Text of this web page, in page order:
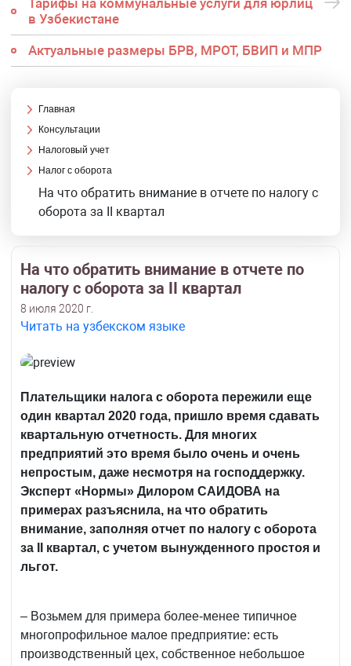
Тарифы на коммунальные услуги для юрлиц
в Узбекистане
Актуальные размеры БРВ, МРОТ, БВИП и МПР
Главная
Консультации
Налоговый учет
Налог с оборота
На что обратить внимание в отчете по налогу с
оборота за II квартал
На что обратить внимание в отчете по
налогу с оборота за II квартал
8 июля 2020 г.
Читать на узбекском языке
Плательщики налога с оборота пережили еще
один квартал 2020 года, пришло время сдавать
квартальную отчетность. Для многих
предприятий это время было очень и очень
непростым, даже несмотря на господдержку.
Эксперт «Нормы» Дилором САИДОВА на
примерах разъяснила, на что обратить
внимание, заполняя отчет по налогу с оборота
за
квартал, с учетом вынужденного простоя и
льгот.
– Возьмем для примера более-менее типичное
многопрофильное малое предприятие: есть
производственный цех, собственное небольшое